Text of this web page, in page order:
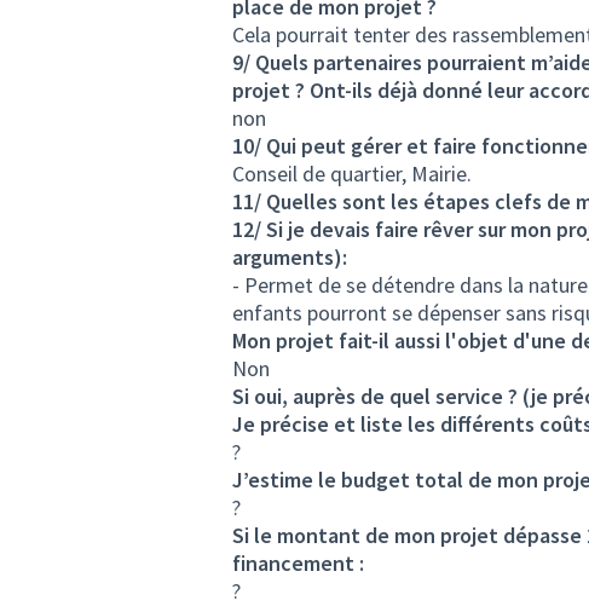
place de mon projet ?
Cela pourrait tenter des
9/ Quels partenaires pourraient
projet ? Ont-ils déjà donné leur
non
10/ Qui peut gérer et faire
Conseil de quartier, Mairie.
11/ Quelles sont les étapes clefs de
12/ Si je devais faire rêver sur mon
arguments):
- Permet de se détendre dans la
enfants pourront se dépenser sans
Mon projet fait-il aussi l'objet d'une
Non
Si oui, auprès de quel service ? (je
Je précise et liste les différents
?
J’estime le budget total de mon
?
Si le montant de mon projet dépasse
financement :
?